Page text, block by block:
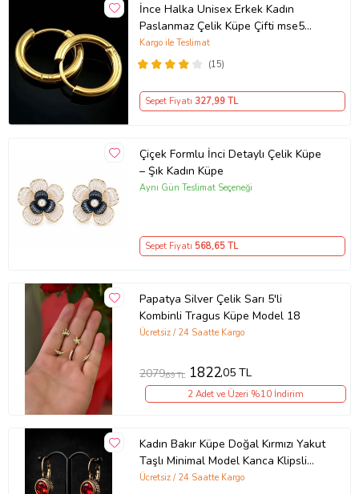
İnce Halka Unisex Erkek Kadın
Paslanmaz Çelik Küpe Çifti mse5
(Sarı)
(15)
Kargo ile Teslimat
Sepet Fiyatı 327,99 TL
Çiçek Formlu İnci Detaylı Çelik Küpe
– Şık Kadın Küpe
Aynı Gün Teslimat Seçeneği
Sepet Fiyatı 568,65 TL
Papatya Silver Çelik Sarı 5'li
Kombinli Tragus Küpe Model 18
Ücretsiz / 24 Saatte Kargo
2079,69 TL 1822,05 TL
2 Adet ve Üzeri %10 İndirim
Kadın Bakır Küpe Doğal Kırmızı Yakut
Taşlı Minimal Model Kanca Klipsli
Küpe
Ücretsiz / 24 Saatte Kargo